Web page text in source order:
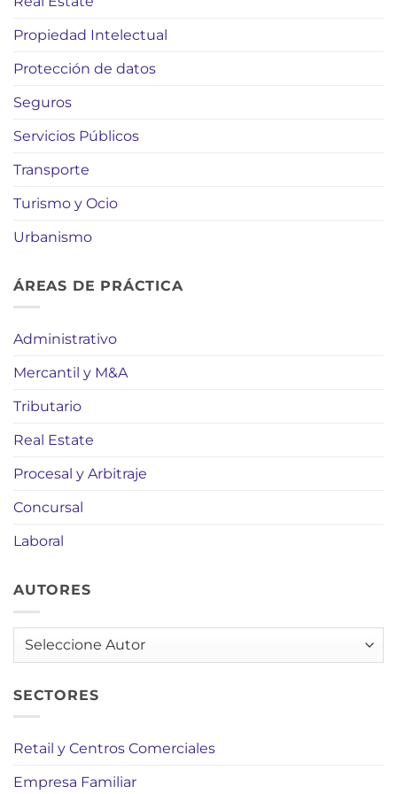
Propiedad Intelectual
Protección de datos
Seguros
Servicios Públicos
Transporte
Turismo y Ocio
Urbanismo
ÁREAS DE PRÁCTICA
Administrativo
Mercantil y M&A
Tributario
Real Estate
Procesal y Arbitraje
Concursal
Laboral
AUTORES
AUTORES
SECTORES
Retail y Centros Comerciales
Empresa Familiar